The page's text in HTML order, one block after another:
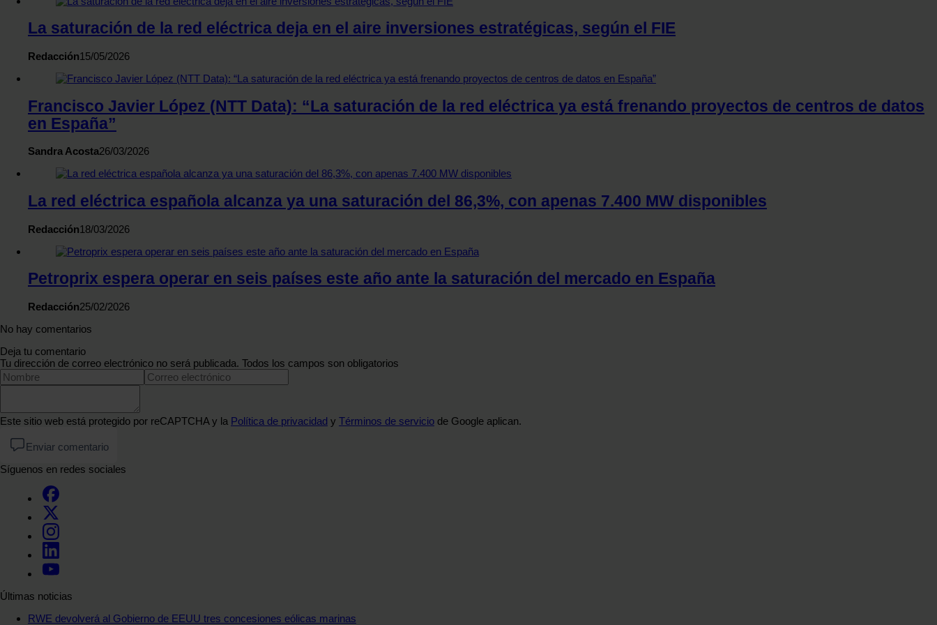
La saturación de la red eléctrica deja en el aire inversiones estratégicas, según el FIE
Redacción15/05/2026
Francisco Javier López (NTT Data): “La saturación de la red eléctrica ya está frenando proyectos de centros de datos
en España”
Sandra Acosta26/03/2026
La red eléctrica española alcanza ya una saturación del 86,3%, con apenas 7.400 MW disponibles
Redacción18/03/2026
Petroprix espera operar en seis países este año ante la saturación del mercado en España
Redacción25/02/2026
No hay comentarios
Deja tu comentario
Tu dirección de correo electrónico no será publicada. Todos los campos son obligatorios
Este sitio web está protegido por reCAPTCHA y la Política de privacidad y Términos de servicio de Google aplican.
Enviar comentario
Síguenos en redes sociales
Últimas noticias
RWE devolverá al Gobierno de EEUU tres concesiones eólicas marinas